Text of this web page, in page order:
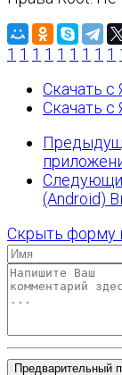
1 1 1 1 1 1 1 1 1
Скачать с
Скачать с
(Android)
Скрыть форму
Предварительный